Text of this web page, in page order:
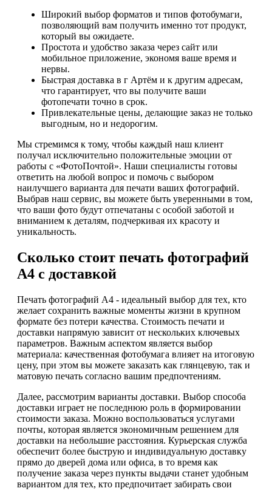
Широкий выбор форматов и типов фотобумаги,
позволяющий вам получить именно тот продукт,
который вы ожидаете.
Простота и удобство заказа через сайт или
мобильное приложение, экономя ваше время и
нервы.
Быстрая доставка в г Артём и к другим адресам,
что гарантирует, что вы получите ваши
фотопечати точно в срок.
Привлекательные цены, делающие заказ не только
выгодным, но и недорогим.
Мы стремимся к тому, чтобы каждый наш клиент
получал исключительно положительные эмоции от
работы с «ФотоПочтой». Наши специалисты готовы
ответить на любой вопрос и помочь с выбором
наилучшего варианта для печати ваших фотографий.
Выбрав наш сервис, вы можете быть уверенными в том,
что ваши фото будут отпечатаны с особой заботой и
вниманием к деталям, подчеркивая их красоту и
уникальность.
Сколько стоит печать фотографий
А4 с доставкой
Печать фотографий А4 - идеальный выбор для тех, кто
желает сохранить важные моменты жизни в крупном
формате без потери качества. Стоимость печати и
доставки напрямую зависит от нескольких ключевых
параметров. Важным аспектом является выбор
материала: качественная фотобумага влияет на итоговую
цену, при этом вы можете заказать как глянцевую, так и
матовую печать согласно вашим предпочтениям.
Далее, рассмотрим варианты доставки. Выбор способа
доставки играет не последнюю роль в формировании
стоимости заказа. Можно воспользоваться услугами
почты, которая является экономичным решением для
доставки на небольшие расстояния. Курьерская служба
обеспечит более быструю и индивидуальную доставку
прямо до дверей дома или офиса, в то время как
получение заказа через пункты выдачи станет удобным
вариантом для тех, кто предпочитает забирать свои